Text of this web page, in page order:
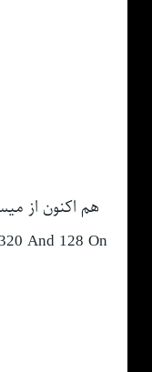
هم اکنون از
And 128 On